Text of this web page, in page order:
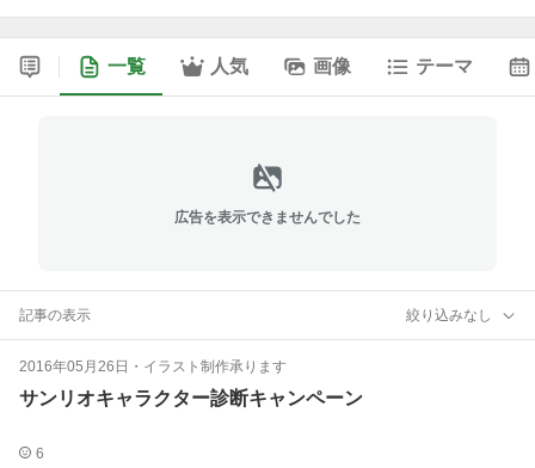
一覧 人気 画像 テーマ
広告を表示できませんでした
記事の表示 絞り込みなし
2016年05月26日 ・ イラスト制作承ります
サンリオキャラクター診断キャンペーン
6